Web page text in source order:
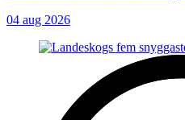
04 aug 2026